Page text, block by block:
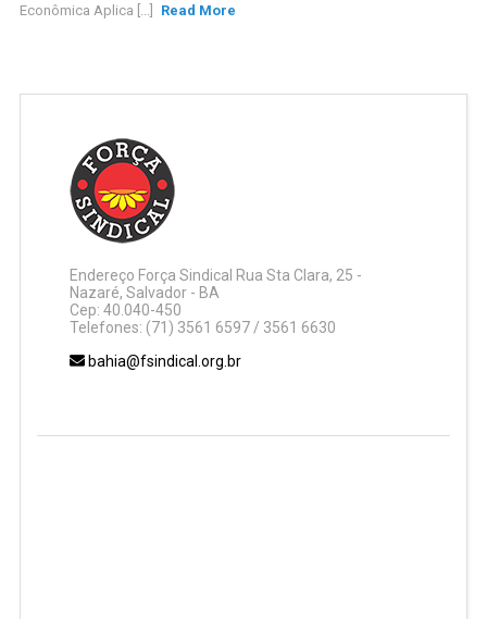
Econômica Aplica [...]
Read More
Endereço Força Sindical Rua Sta Clara, 25 -
Nazaré, Salvador - BA
Cep: 40.040-450
Telefones: (71) 3561 6597 / 3561 6630
bahia@fsindical.org.br